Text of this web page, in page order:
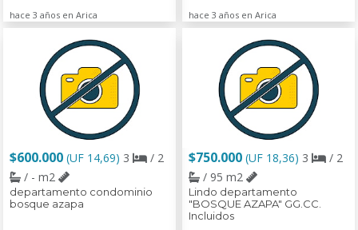
hace 3 años en Arica hace 3 años en Arica
$600.000 (UF 14,69) 3
/ 2
/ - m2
departamento condominio
bosque azapa
$750.000 (UF 18,36) 3
/ 2
/ 95 m2
Lindo departamento
"BOSQUE AZAPA" GG.CC.
Incluidos